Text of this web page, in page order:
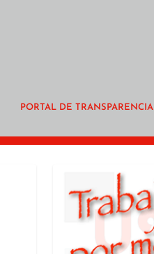
PORTAL DE TRANSPARENCIA